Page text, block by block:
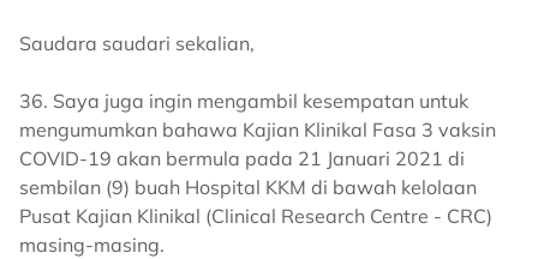
Saudara saudari sekalian,
36. Saya juga ingin mengambil kesempatan untuk
mengumumkan bahawa Kajian Klinikal Fasa 3 vaksin
COVID-19 akan bermula pada 21 Januari 2021 di
sembilan (9) buah Hospital KKM di bawah kelolaan
Pusat Kajian Klinikal (Clinical Research Centre - CRC)
masing-masing.